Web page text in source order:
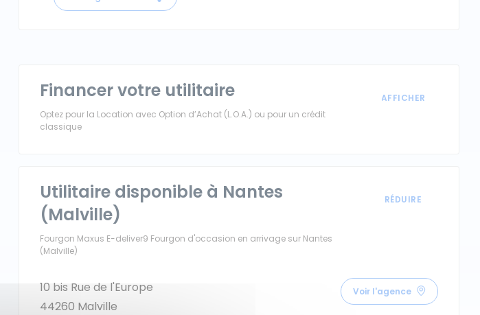
Financer votre utilitaire
Optez pour la Location avec Option d’Achat (L.O.A.) ou pour un crédit
classique
Utilitaire disponible à Nantes
(Malville)
Fourgon Maxus E-deliver9 Fourgon d'occasion en arrivage sur Nantes
(Malville)
10 bis Rue de l'Europe
44260 Malville
Voir l'agence